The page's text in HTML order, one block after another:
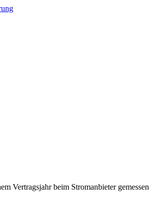
Vertragsjahr beim Stromanbieter